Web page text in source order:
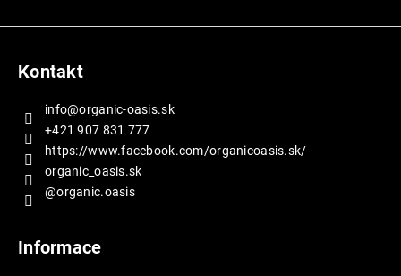
Kontakt
info@organic-oasis.sk
+421 907 831 777
https://www.facebook.com/organicoasis.sk/
organic_oasis.sk
@organic.oasis
Informace